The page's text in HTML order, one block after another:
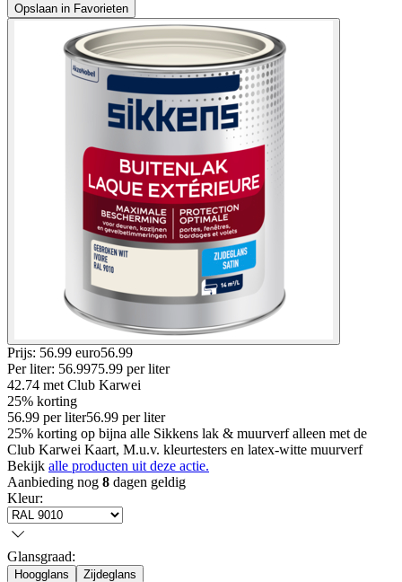
Opslaan in Favorieten
Prijs: 56.99 euro56.99
Per liter: 56.9975.99 per liter
42.74 met Club Karwei
25% korting
56.99 per liter56.99 per liter
25% korting op bijna alle Sikkens lak & muurverf alleen met de
Club Karwei Kaart, M.u.v. kleurtesters en latex-witte muurverf
Bekijk alle producten uit deze actie.
Aanbieding nog 8 dagen geldig
Kleur:
Glansgraad:
Hoogglans Zijdeglans